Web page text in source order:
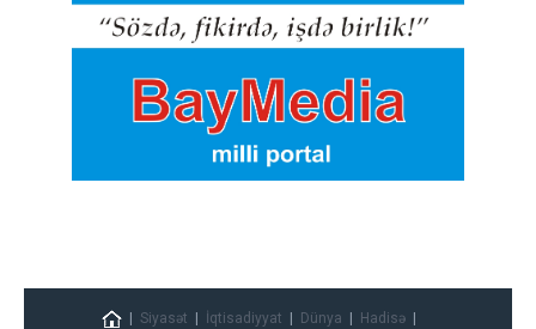
Siyasət İqtisadiyyat Dünya Hadisə